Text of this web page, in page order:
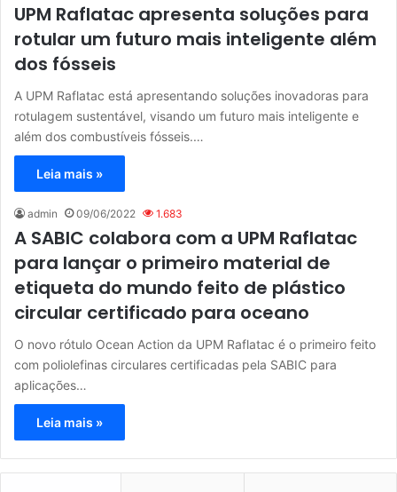
UPM Raflatac apresenta soluções para
rotular um futuro mais inteligente além
dos fósseis
A UPM Raflatac está apresentando soluções inovadoras para
rotulagem sustentável, visando um futuro mais inteligente e
além dos combustíveis fósseis.…
Leia mais »
admin 09/06/2022 1.683
A SABIC colabora com a UPM Raflatac
para lançar o primeiro material de
etiqueta do mundo feito de plástico
circular certificado para oceano
O novo rótulo Ocean Action da UPM Raflatac é o primeiro feito
com poliolefinas circulares certificadas pela SABIC para
aplicações…
Leia mais »